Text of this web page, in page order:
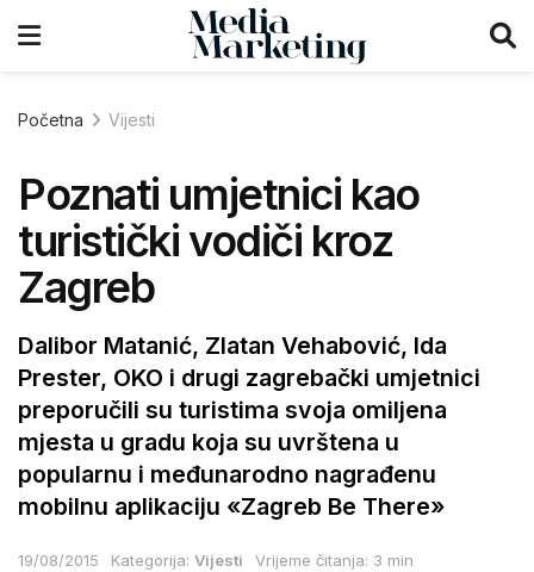
Početna Vijesti
Poznati umjetnici kao
turistički vodiči kroz
Zagreb
Dalibor Matanić, Zlatan Vehabović, Ida
Prester, OKO i drugi zagrebački umjetnici
preporučili su turistima svoja omiljena
mjesta u gradu koja su uvrštena u
popularnu i međunarodno nagrađenu
mobilnu aplikaciju «Zagreb Be There»
19/08/2015 Kategorija: Vijesti Vrijeme čitanja: 3 min